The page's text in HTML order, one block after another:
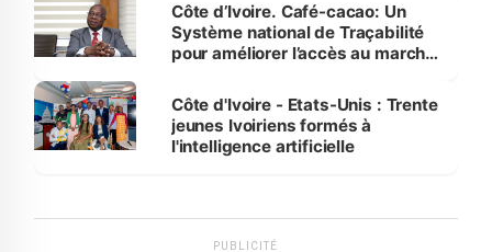
Côte d’Ivoire. Café-cacao: Un
Système national de Traçabilité
pour améliorer l’accès au marché
Côte d'Ivoire - Etats-Unis : Trente
jeunes Ivoiriens formés à
l'intelligence artificielle
PUBLICITÉ